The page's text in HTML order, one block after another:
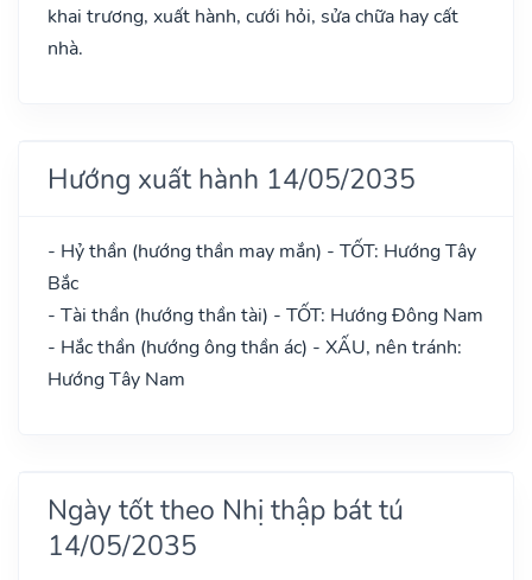
khai trương, xuất hành, cưới hỏi, sửa chữa hay cất
nhà.
Hướng xuất hành 14/05/2035
- Hỷ thần (hướng thần may mắn) - TỐT: Hướng Tây
Bắc
- Tài thần (hướng thần tài) - TỐT: Hướng Đông Nam
- Hắc thần (hướng ông thần ác) - XẤU, nên tránh:
Hướng Tây Nam
Ngày tốt theo Nhị thập bát tú
14/05/2035